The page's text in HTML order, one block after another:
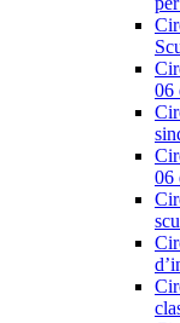
06
06